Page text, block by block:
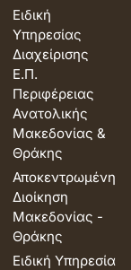
Ειδική
Υπηρεσίας
Διαχείρισης
Ε.Π.
Περιφέρειας
Ανατολικής
Μακεδονίας &
Θράκης
Αποκεντρωμένη
Διοίκηση
Μακεδονίας -
Θράκης
Ειδική Υπηρεσία